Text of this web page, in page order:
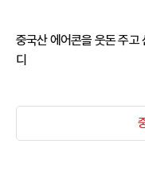
중국산 에어콘을 웃돈 주고
디